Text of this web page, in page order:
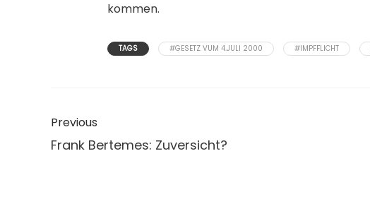
kommen.
TAGS #GESETZ VUM 4.JULI 2000 #IMPFFLICHT
Previous
Frank Bertemes: Zuversicht?